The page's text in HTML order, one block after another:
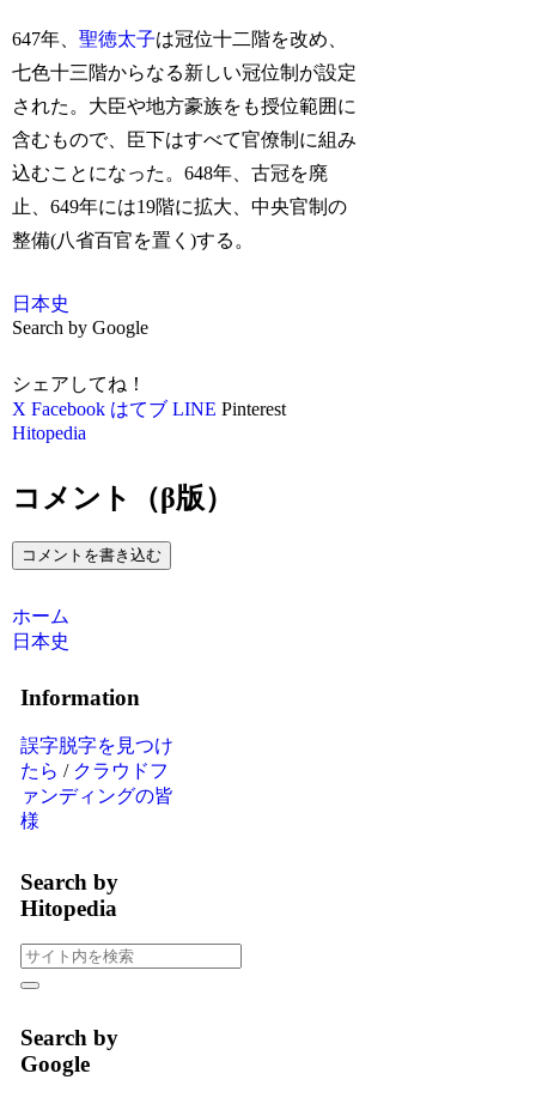
647年、聖徳太子は冠位十二階を改め、
七色十三階からなる新しい冠位制が設定
された。大臣や地方豪族をも授位範囲に
含むもので、臣下はすべて官僚制に組み
込むことになった。648年、古冠を廃
止、649年には19階に拡大、中央官制の
整備(八省百官を置く)する。
日本史
Search by Google
シェアしてね！
X Facebook はてブ LINE Pinterest
Hitopedia
コメント（β版）
コメントを書き込む
ホーム
日本史
Information
誤字脱字を見つけ
たら / クラウドフ
ァンディングの皆
様
Search by
Hitopedia
Search by
Google